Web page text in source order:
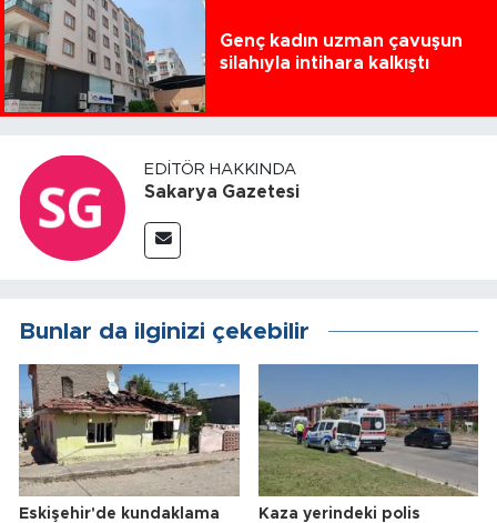
Genç kadın uzman çavuşun
silahıyla intihara kalkıştı
EDITÖR HAKKINDA
Sakarya Gazetesi
Bunlar da ilginizi çekebilir
Eskişehir'de kundaklama
Kaza yerindeki polis